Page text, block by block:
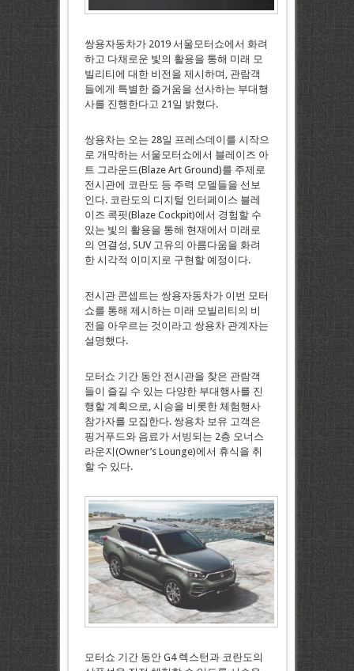
쌍용자동차가 2019 서울모터쇼에서 화려
하고 다채로운 빛의 활용을 통해 미래 모
빌리티에 대한 비전을 제시하며, 관람객
들에게 특별한 즐거움을 선사하는 부대행
사를 진행한다고 21일 밝혔다.
쌍용차는 오는 28일 프레스데이를 시작으
로 개막하는 서울모터쇼에서 블레이즈 아
트 그라운드(Blaze Art Ground)를 주제로
전시관에 코란도 등 주력 모델들을 선보
인다. 코란도의 디지털 인터페이스 블레
이즈 콕핏(Blaze Cockpit)에서 경험할 수
있는 빛의 활용을 통해 현재에서 미래로
의 연결성, SUV 고유의 아름다움을 화려
한 시각적 이미지로 구현할 예정이다.
전시관 콘셉트는 쌍용자동차가 이번 모터
쇼를 통해 제시하는 미래 모빌리티의 비
전을 아우르는 것이라고 쌍용차 관계자는
설명했다.
모터쇼 기간 동안 전시관을 찾은 관람객
들이 즐길 수 있는 다양한 부대행사를 진
행할 계획으로, 시승을 비롯한 체험행사
참가자를 모집한다. 쌍용차 보유 고객은
핑거푸드와 음료가 서빙되는 2층 오너스
라운지(Owner’s Lounge)에서 휴식을 취
할 수 있다.
모터쇼 기간 동안 G4 렉스턴과 코란도의